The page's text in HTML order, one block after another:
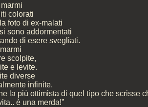
colorati
foto di ex-malati
sono addormentati
di esere svegliati.
scolpite,
e levite.
diverse
infinite.
la più ottimista di quel tipo che scrisse
è una merda!”